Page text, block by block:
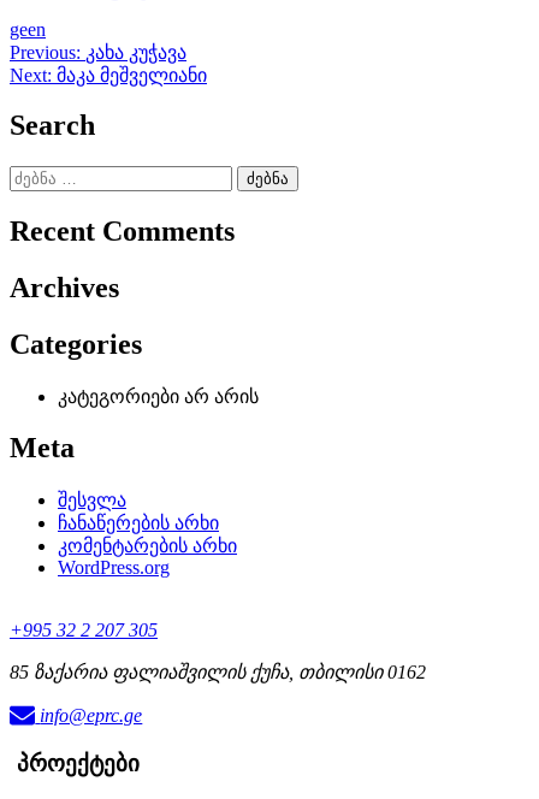
geen
პოსტის
ნავიგაცია
Previous: კახა კუჭავა
Next: მაკა მეშველიანი
Search
ძებნა:
Recent Comments
Archives
Categories
კატეგორიები არ არის
Meta
შესვლა
ჩანაწერების არხი
კომენტარების არხი
WordPress.org
+995 32 2 207 305
85 ზაქარია ფალიაშვილის ქუჩა, თბილისი 0162
info@eprc.ge
პროექტები